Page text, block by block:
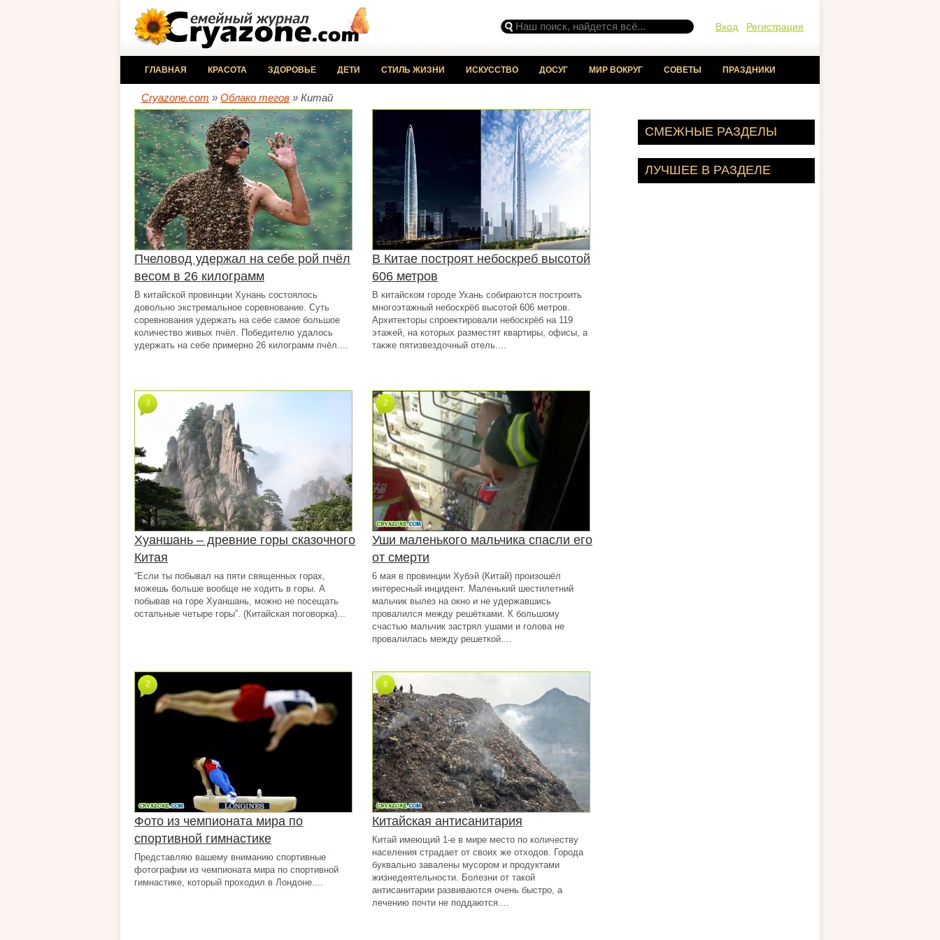
Вход Регистрация
ГЛАВНАЯ КРАСОТА ЗДОРОВЬЕ ДЕТИ СТИЛЬ ЖИЗНИ ИСКУССТВО ДОСУГ МИР ВОКРУГ СОВЕТЫ ПРАЗДНИКИ
Cryazone.com » Облако тегов » Китай
Пчеловод удержал на себе рой пчёл
весом в 26 килограмм
В китайской провинции Хунань состоялось
довольно экстремальное соревнование. Суть
соревнования удержать на себе самое большое
количество живых пчёл. Победителю удалось
удержать на себе примерно 26 килограмм пчёл....
В Китае построят небоскреб высотой
606 метров
В китайском городе Ухань собираются построить
многоэтажный небоскрёб высотой 606 метров.
Архитекторы спроектировали небоскрёб на 119
этажей, на которых разместят квартиры, офисы, а
также пятизвездочный отель....
Хуаншань – древние горы сказочного
Китая
“Если ты побывал на пяти священных горах,
можешь больше вообще не ходить в горы. А
побывав на горе Хуаншань, можно не посещать
остальные четыре горы”. (Китайская поговорка)...
3
Уши маленького мальчика спасли его
от смерти
6 мая в провинции Хубэй (Китай) произошёл
интересный инцидент. Маленький шестилетний
мальчик вылез на окно и не удержавшись
провалился между решётками. К большому
счастью мальчик застрял ушами и голова не
провалилась между решеткой....
2
Фото из чемпионата мира по
спортивной гимнастике
Представляю вашему вниманию спортивные
фотографии из чемпионата мира по спортивной
гимнастике, который проходил в Лондоне....
2
Китайская антисанитария
Китай имеющий 1-е в мире место по количеству
населения страдает от своих же отходов. Города
буквально завалены мусором и продуктами
жизнедеятельности. Болезни от такой
антисанитарии развиваются очень быстро, а
лечению почти не поддаются....
6
СМЕЖНЫЕ РАЗДЕЛЫ
ЛУЧШЕЕ В РАЗДЕЛЕ